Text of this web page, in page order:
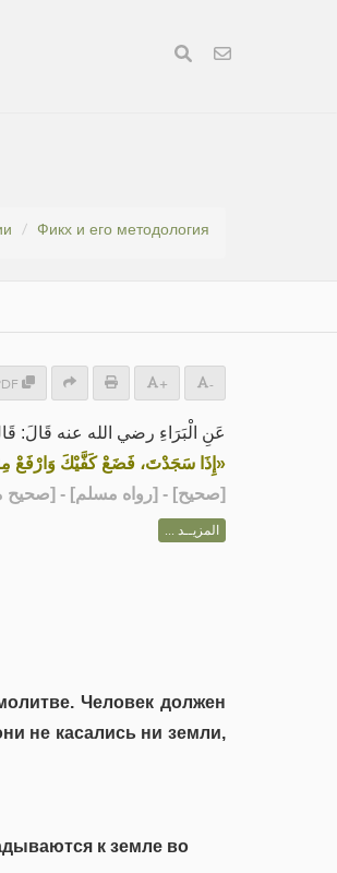
Фикх и его методология
+ -
عَنِ الْبَرَاءِ رضي الله عنه قَالَ:
«إِذَا سَجَدْتَ، فَضَعْ كَفَّيْكَ وَارْفَعْ
[صحيح] - [رواه مسلم] - [صحيح
المزيــد ...
Человек должен
не касались ни земли,
к земле во